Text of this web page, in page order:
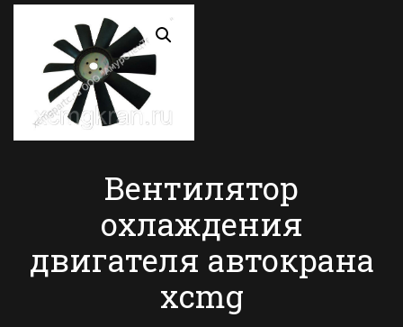
Вентилятор
охлаждения
двигателя автокрана
xcmg